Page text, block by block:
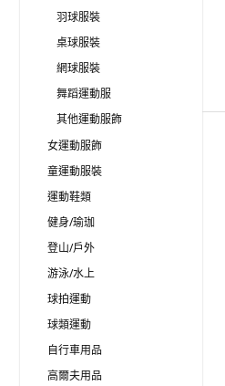
羽球服裝
桌球服裝
網球服裝
舞蹈運動服
其他運動服飾
女運動服飾
童運動服裝
運動鞋類
健身/瑜珈
登山/戶外
游泳/水上
球拍運動
球類運動
自行車用品
高爾夫用品